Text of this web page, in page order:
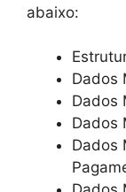
abaixo:
Dados
Dados
Dados
Dados